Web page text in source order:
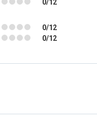
0/12
0/12
0/12